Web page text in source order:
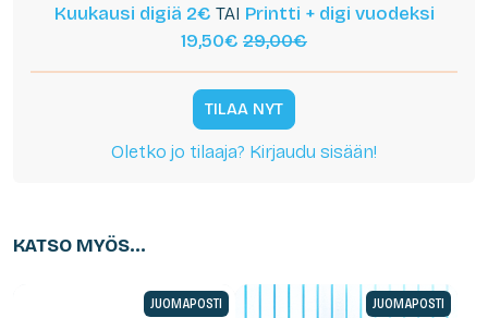
Kuukausi digiä 2€ TAI Printti + digi vuodeksi
19,50€ 29,00€
TILAA NYT
Oletko jo tilaaja? Kirjaudu sisään!
KATSO MYÖS...
JUOMAPOSTI JUOMAPOSTI